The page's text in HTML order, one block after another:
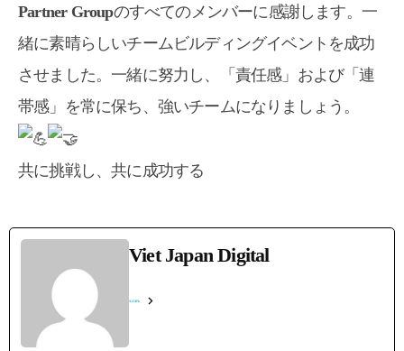
Partner Groupのすべてのメンバーに感謝します。一
緒に素晴らしいチームビルディングイベントを成功
させました。一緒に努力し、「責任感」および「連
帯感」を常に保ち、強いチームになりましょう。
共に挑戦し、共に成功する
Viet Japan Digital
See Full Bio